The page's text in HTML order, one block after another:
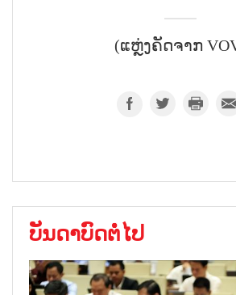
(ແຫຼ່ງຄັດຈາກ
ບັນດາບົດຕໍ່ໄປ